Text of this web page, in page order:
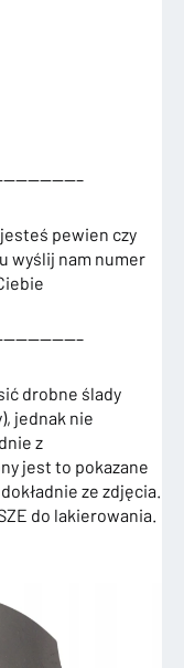
pewien czy
wyślij nam numer
drobne ślady
jednak nie
z
jest to pokazane
ze zdjęcia.
do lakierowania.